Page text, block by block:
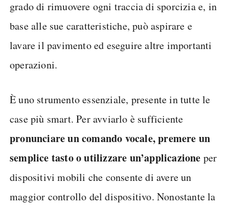
grado di rimuovere ogni traccia di sporcizia e, in
base alle sue caratteristiche, può aspirare e
lavare il pavimento ed eseguire altre importanti
operazioni.
È uno strumento essenziale, presente in tutte le
case più smart. Per avviarlo è sufficiente
pronunciare un comando vocale, premere un
semplice tasto o utilizzare un’applicazione per
dispositivi mobili che consente di avere un
maggior controllo del dispositivo. Nonostante la